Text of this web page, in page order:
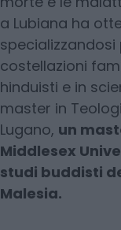
a Lubiana ha
costellazioni
hinduisti e in
master in
Lugano, un
Middlesex
studi buddisti
Malesia.